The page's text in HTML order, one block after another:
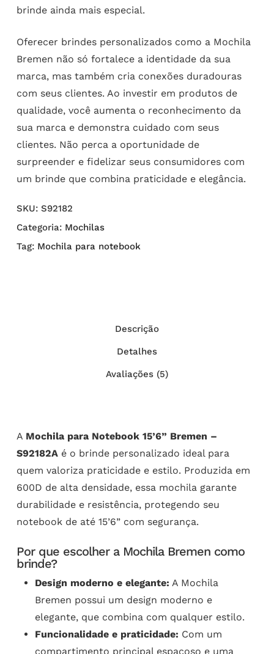
brinde ainda mais especial.
Oferecer brindes personalizados como a Mochila
Bremen não só fortalece a identidade da sua
marca, mas também cria conexões duradouras
com seus clientes. Ao investir em produtos de
qualidade, você aumenta o reconhecimento da
sua marca e demonstra cuidado com seus
clientes. Não perca a oportunidade de
surpreender e fidelizar seus consumidores com
um brinde que combina praticidade e elegância.
SKU: S92182
Categoria: Mochilas
Tag: Mochila para notebook
Descrição
Detalhes
Avaliações (5)
A Mochila para Notebook 15’6” Bremen –
S92182Aé o brinde personalizado ideal para
quem valoriza praticidade e estilo. Produzida em
600D de alta densidade, essa mochila garante
durabilidade e resistência, protegendo seu
notebook de até 15’6” com segurança.
Por que escolher a Mochila Bremen como
brinde?
Design moderno e elegante: A Mochila
Bremen possui um design moderno e
elegante, que combina com qualquer estilo.
Funcionalidade e praticidade: Com um
compartimento principal espaçoso e uma